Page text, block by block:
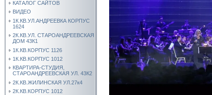
КАТАЛОГ САЙТОВ
ВИДЕО
1К.КВ.УЛ.АНДРЕЕВКА КОРПУС
1624
2К.КВ.УЛ. СТАРОАНДРЕЕВСКАЯ
ДОМ 43К1
1К.КВ.КОРПУС 1126
1К.КВ.КОРПУС 1012
КВАРТИРА-СТУДИЯ,
СТАРОАНДРЕЕВСКАЯ УЛ. 43К2
2К.КВ.ЖИЛИНСКАЯ УЛ.27к4
2К.КВ.КОРПУС 1012